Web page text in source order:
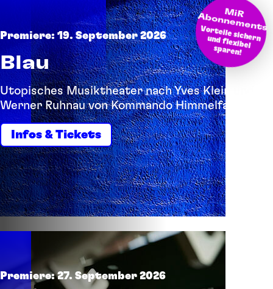
M
iR A
bonnem
ents
Vorteile sichern und flexibel
sparen!
Premiere: 19. September 2026
Blau
Utopisches Musiktheater nach Yves Klein und
Werner Ruhnau von Kommando Himmelfahrt
Infos & Tickets
Premiere: 27. September 2026